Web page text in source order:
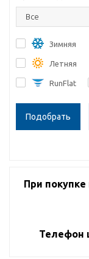
Все
Зимняя
Летняя
RunFlat
При
Телефон